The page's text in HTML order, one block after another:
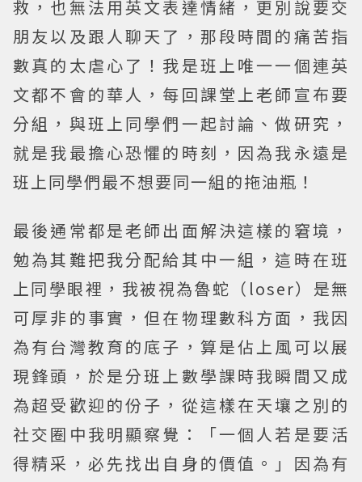
救，也無法用英文表達情緒，更別說要交
朋友以及跟人聊天了，那段時間的痛苦指
數真的太虐心了！我是班上唯一一個連英
文都不會的華人，每回課堂上老師宣布要
分組，與班上同學們一起討論、做研究，
就是我最擔心恐懼的時刻，因為我永遠是
班上同學們最不想要同一組的拖油瓶！
最後通常都是老師出面解決這樣的窘境，
勉為其難把我分配給其中一組，這時在班
上同學眼裡，我被視為魯蛇（loser）是無
可厚非的事實，但在物理數科方面，我因
為有台灣教育的底子，算是佔上風可以展
現鋒頭，於是分班上數學課時我瞬間又成
為超受歡迎的份子，從這樣在天壤之別的
社交圈中我明顯察覺：「一個人若是要活
得精采，必先找出自身的價值。」因為有